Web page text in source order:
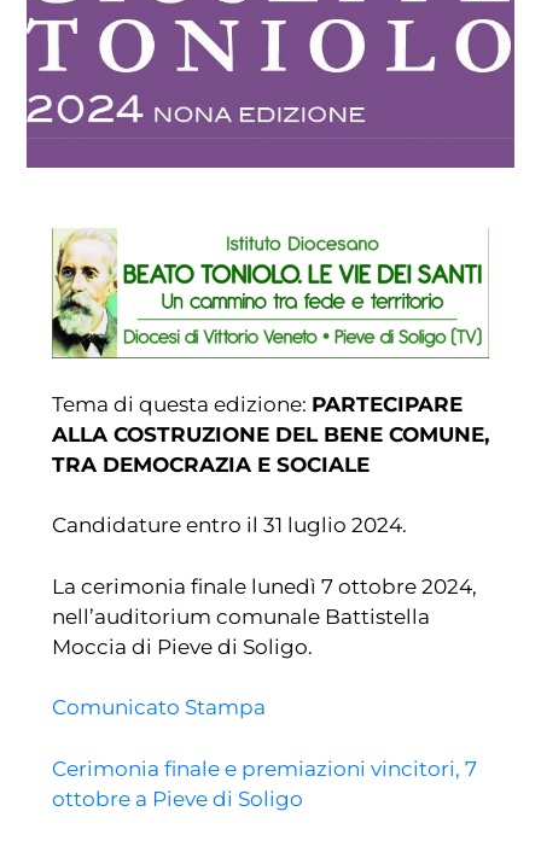
Tema di questa edizione: PARTECIPARE
ALLA COSTRUZIONE DEL BENE COMUNE,
TRA DEMOCRAZIA E SOCIALE
Candidature entro il 31 luglio 2024.
La cerimonia finale lunedì 7 ottobre 2024,
nell’auditorium comunale Battistella
Moccia di Pieve di Soligo.
Comunicato Stampa
Cerimonia finale e premiazioni vincitori, 7
ottobre a Pieve di Soligo